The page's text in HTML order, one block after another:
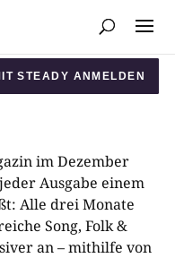
STEADY ANMELDEN
im Dezember
Ausgabe einem
Alle drei Monate
Song, Folk &
an – mithilfe von